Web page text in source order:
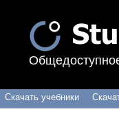
Скачать учебники